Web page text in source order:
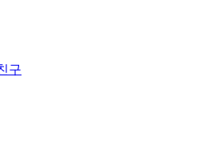
구